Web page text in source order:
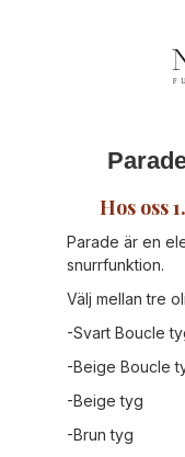
Hos oss
Parade är en
snurrfunktion.
Välj mellan tre
-Svart Boucle
-Beige Boucle
-Beige tyg
-Brun tyg